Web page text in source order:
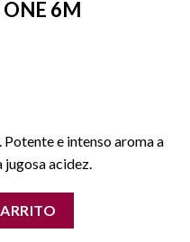
6M
e intenso aroma a
acidez.